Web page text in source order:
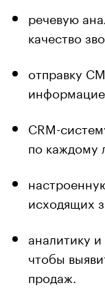
речевую
качество
отправку
CRM-
по каждому
исходящих
аналитику
чтобы
продаж.